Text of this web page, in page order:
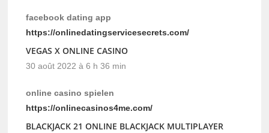
facebook dating app
https://onlinedatingservicesecrets.com/
VEGAS X ONLINE CASINO
30 août 2022 à 6 h 36 min
online casino spielen
https://onlinecasinos4me.com/
BLACKJACK 21 ONLINE BLACKJACK MULTIPLAYER